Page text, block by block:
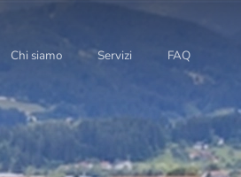
Chi siamo Servizi FAQ